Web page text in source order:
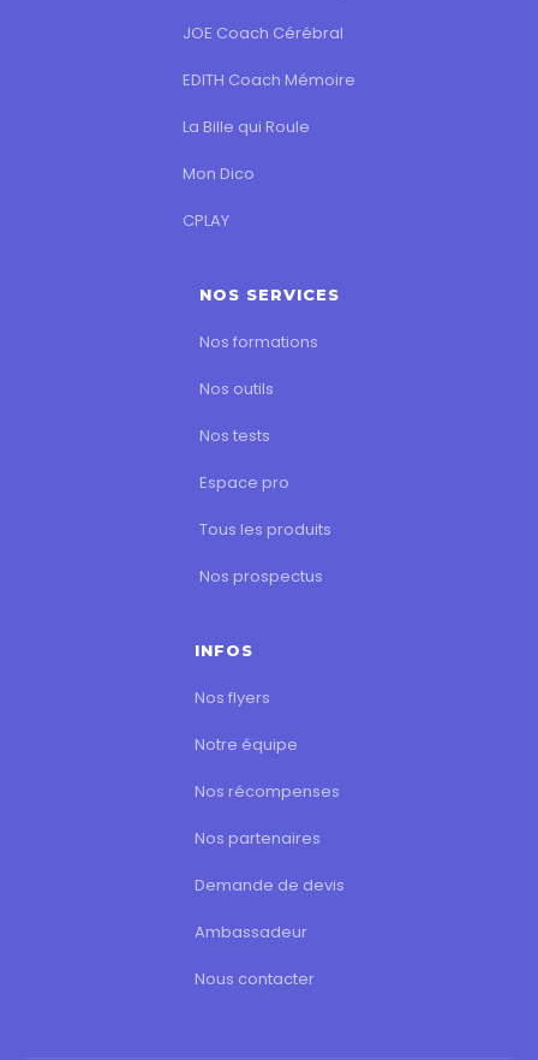
JOE Coach Cérébral
EDITH Coach Mémoire
La Bille qui Roule
Mon Dico
CPLAY
NOS SERVICES
Nos formations
Nos outils
Nos tests
Espace pro
Tous les produits
Nos prospectus
INFOS
Nos flyers
Notre équipe
Nos récompenses
Nos partenaires
Demande de devis
Ambassadeur
Nous contacter